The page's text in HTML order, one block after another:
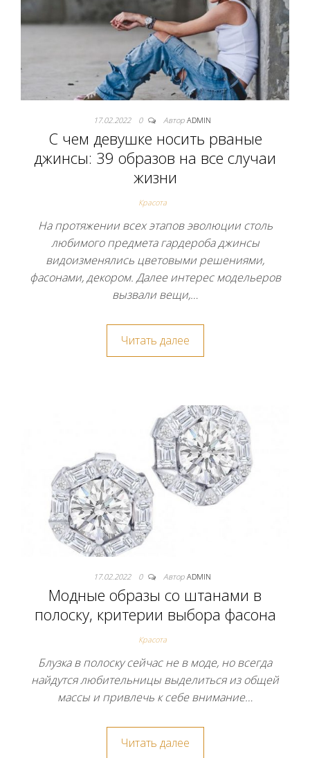
17.02.2022 0 Автор ADMIN
С чем девушке носить рваные
джинсы: 39 образов на все случаи
жизни
Красота
На протяжении всех этапов эволюции столь
любимого предмета гардероба джинсы
видоизменялись цветовыми решениями,
фасонами, декором. Далее интерес модельеров
вызвали вещи,…
Читать далее
17.02.2022 0 Автор ADMIN
Модные образы со штанами в
полоску, критерии выбора фасона
Красота
Блузка в полоску сейчас не в моде, но всегда
найдутся любительницы выделиться из общей
массы и привлечь к себе внимание…
Читать далее